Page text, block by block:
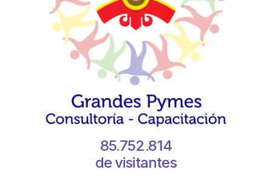
85.752.814
de visitantes